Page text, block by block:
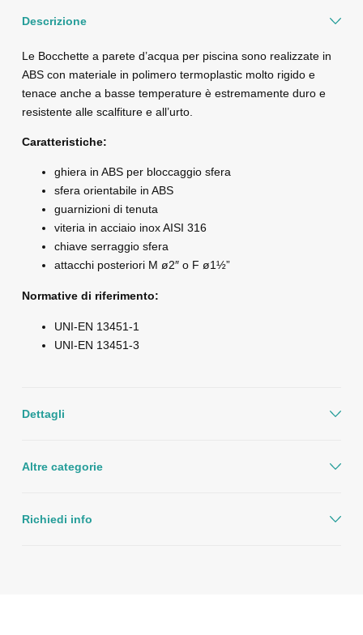
Descrizione
Le Bocchette a parete d’acqua per piscina sono realizzate in
ABS con materiale in polimero termoplastic molto rigido e
tenace anche a basse temperature è estremamente duro e
resistente alle scalfiture e all’urto.
Caratteristiche:
ghiera in ABS per bloccaggio sfera
sfera orientabile in ABS
guarnizioni di tenuta
viteria in acciaio inox AISI 316
chiave serraggio sfera
attacchi posteriori M ø2″ o F ø1½”
Normative di riferimento:
UNI-EN 13451-1
UNI-EN 13451-3
Dettagli
Altre categorie
Richiedi info